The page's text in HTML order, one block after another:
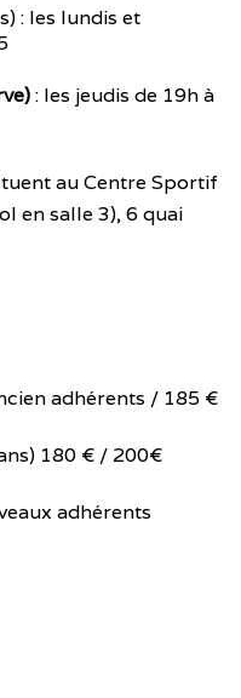
: les lundis et
: les jeudis de 19h à
au Centre Sportif
en salle 3), 6 quai
adhérents / 185 €
180 € / 200€
adhérents